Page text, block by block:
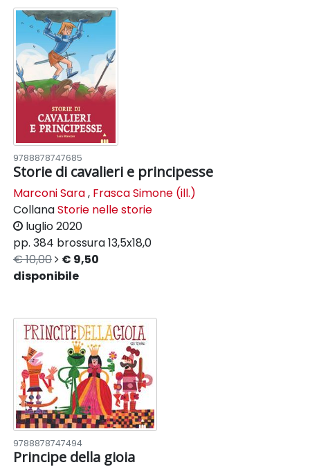
9788878747685
Storie di cavalieri e principesse
Marconi Sara, Frasca Simone (ill.)
CollanaStorie nelle storie
luglio 2020
pp. 384 brossura13,5x18,0
€ 10,00
€ 9,50
disponibile
9788878747494
Principe della gioia